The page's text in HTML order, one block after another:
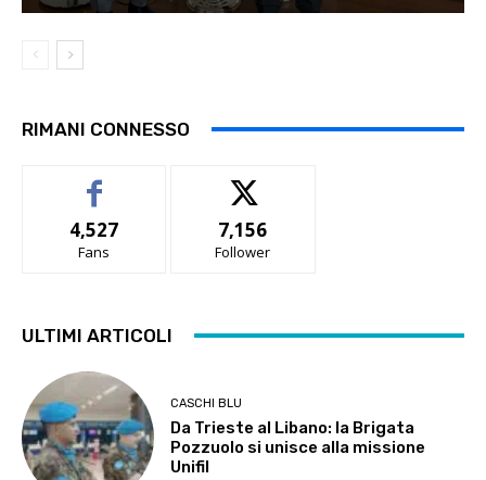
RIMANI CONNESSO
4,527
Fans
7,156
Follower
ULTIMI ARTICOLI
CASCHI BLU
Da Trieste al Libano: la Brigata
Pozzuolo si unisce alla missione
Unifil